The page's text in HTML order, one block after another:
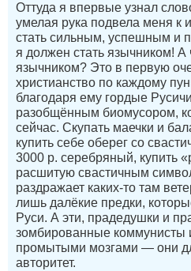
Оттуда я впервые узнал
умелая рука подвела меня к
стать сильным, успешным и
я должен стать язычником! А
язычником? Это в первую
христианство по каждому
благодаря ему гордые
разобщённым биомусором,
сейчас. Скупать маечки и
купить себе оберег со
3000 р. серебряный, купить
расшитую свастичным
раздражает каких-то там
лишь далёкие предки,
Руси. А эти, прадедушки и
зомбированные коммунисты
промытыми мозгами — они
авторитет.